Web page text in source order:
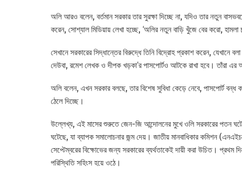
অলি আরও বলেন, বর্তমান সরকার তার সুরক্ষা দিচ্ছে না, যদিও তার নতুন
করেন, সোশ্যাল মিডিয়ায় লেখা হচ্ছে, ‘অলির নতুন বাড়ি খুঁজে বের করো,
সেখানে সরকারের সিদ্ধান্তের বিরুদ্ধে তিনি বিদ্রোহ প্রকাশ করেন, যেখানে
দেউবা, রমেশ লেখক ও দীপক খড়কা’র পাসপোর্টও আটকে রাখা হবে। তাঁরা এর
অলি বলেন, এখন সরকার বলছে, তার বিশেষ সুবিধা কেড়ে নেবে, পাসপোর্ট
ঠেলে দিচ্ছে।
উল্লেখ্য, এই মাসের শুরুতে জেন-জি আন্দোলনের মুখে ওলি সরকারের পতন
ঘটেছে, যা ব্যাপক সমালোচনার জন্ম দেয়। জাতীয় মানবাধিকার কমিশন
সেপ্টেম্বরের বিক্ষোভের জন্য সরকারের ব্যর্থতাকেই দায়ী করা উচিত। প্রথম
পরিস্থিতি সহিংস হয়ে ওঠে।